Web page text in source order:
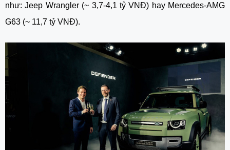
như: Jeep Wrangler (~ 3,7-4,1 tỷ VNĐ) hay Mercedes-AMG
G63 (~ 11,7 tỷ VNĐ).